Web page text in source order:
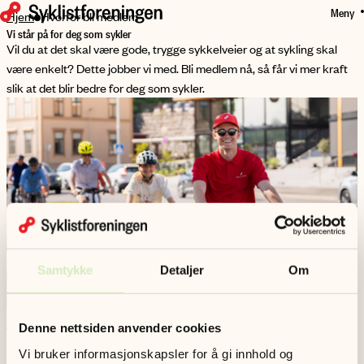
Samtykke Detaljer Om
Denne nettsiden anvender cookies
Vi bruker informasjonskapsler for å gi innhold og
HOPP
TIL
HOVEDINNHOLD
Meny
Hjem Hvorfor bli medlem
Vi står på for deg som sykler
Vil du at det skal være gode, trygge sykkelveier og at sykling skal
være enkelt? Dette jobber vi med. Bli medlem nå, så får vi mer kraft
slik at det blir bedre for deg som sykler.
Gratis registrering i FG-godkjent sykkelregister (et register for
Forsikringsselskapenes Godkjenningsnemnd)